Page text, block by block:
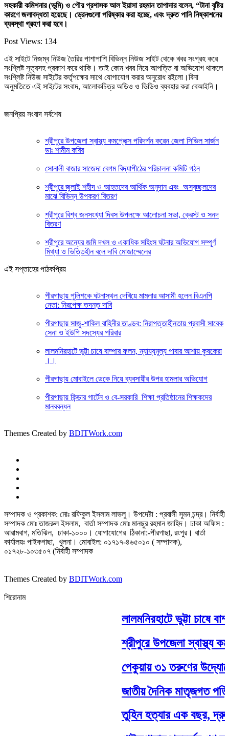
সহকারী কমিশনার (ভূমি) ও পৌর প্রশাসক আল ইয়াসা রহমান তাপাদার বলেন, “টানা বৃষ্টির
কারণে জলাবদ্ধতা হয়েছে। ড্রেনগুলো পরিষ্কার করা হচ্ছে, এবং দ্রুত পানি নিষ্কাশনের
ব্যবস্থা গ্রহণ করা হবে।
Post Views: 134
এই সাইটে নিজম্ব নিউজ তৈরির পাশাপাশি বিভিন্ন নিউজ সাইট থেকে খবর সংগ্রহ করে
সংশ্লিষ্ট সূত্রসহ প্রকাশ করে থাকি। তাই কোন খবর নিয়ে আপত্তি বা অভিযোগ থাকলে
সংশ্লিষ্ট নিউজ সাইটের কর্তৃপক্ষের সাথে যোগাযোগ করার অনুরোধ রইলো।বিনা
অনুমতিতে এই সাইটের সংবাদ, আলোকচিত্র অডিও ও ভিডিও ব্যবহার করা বেআইনি।
জনপ্রিয় সংবাদ সর্বশেষ
শ্রীপুরে উপজেলা স্বাস্থ্য কমপ্লেক্স পরিদর্শন করেন জেলা সিভিল সার্জন
ডাঃ শামীম কবির
সোনালী বাজার সাজেদা বেগম বিদ্যাপীঠের পরিচালনা কমিটি গঠন
শ্রীপুরে জুলাই শহীদ ও আহতদের আর্থিক অনুদান এবং অস্বচ্ছলদের
মাঝে বিভিন্ন উপকরণ বিতরণ
শ্রীপুরে বিশ্ব জনসংখ্যা দিবস উপলক্ষে আলোচনা সভা, ক্রেস্ট ও সনদ
বিতরণ
শ্রীপুরে অন্যের জমি দখল ও একাধিক সহিংস ঘটনার অভিযোগ সম্পূর্ণ
মিথ্যা ও ভিত্তিহীন বলে দাবি মোজাম্মেলের
এই সপ্তাহের পাঠকপ্রিয়
পীরগাছায় পুলিশকে ঘটনাস্থল দেখিয়ে মামলার আসামী হলেন বিএনপি
নেতা: নিরপেক্ষ তদন্ত দাবি
পীরগাছায় সাজু-শাকিল বাহিনীর তাণ্ডব: নিরাপত্তাহীনতায় প্রবাসী সাবেক
সেনা ও ইউপি সদস্যের পরিবার
লালমনিরহাটে ভুট্টা চাষে বাম্পার ফলন, ন্যায্যমুল্য পাবার আশায় কৃষকেরা
।।
পীরগাছায় মোবাইলে ডেকে নিয়ে ব্যবসায়ীর উপর হামলার অভিযোগ
পীরগাছায় কিন্ডার গার্টেন ও বে-সরকারি শিক্ষা প্রতিষ্ঠানের শিক্ষকদের
মানববন্ধন
Themes Created by BDITWork.com
সম্পাদক ও প্রকাশক: মোঃ রফিকুল ইসলাম লাভলু। উপদেষ্টা : প্রবাসী সুমন চন্দ্র। নির্বাহী
সম্পাদক মোঃ তাজরুল‌‌ ইসলাম, বার্তা সম্পাদক মোঃ মানছুর রহমান জাহিদ। ঢাকা অফিস :
আরামবাগ, মতিঝিল, ঢাকা-১০০০। যোগাযোগের ঠিকানা:-পীরগাছা‌, রংপুর। বার্তা
কার্যালয়ঃ পাইকগাছা, খুলনা। মোবাইল: ০১৭১৭-৪৬৫০১০ ( সম্পাদক),
০১৭২৮-১০৩৫০৭ (নির্বাহী সম্পাদক
Themes Created by BDITWork.com
শিরোনাম
লালমনিরহাটে ভুট্টা চাষে
শ্রীপুরে উপজেলা স্বাস্থ্য
পেকুয়ায় ৩১ তরুণের
জাতীয় দৈনিক মাতৃজগত
তুহিন হত্যার এক বছর, দ্রুত